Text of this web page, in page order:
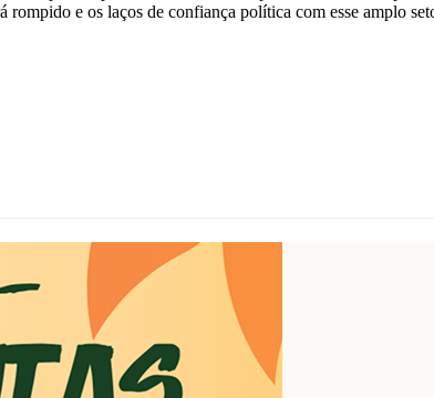
e os laços de confiança política com esse amplo